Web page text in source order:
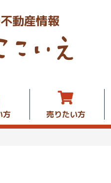
動産情報
方 売りたい方